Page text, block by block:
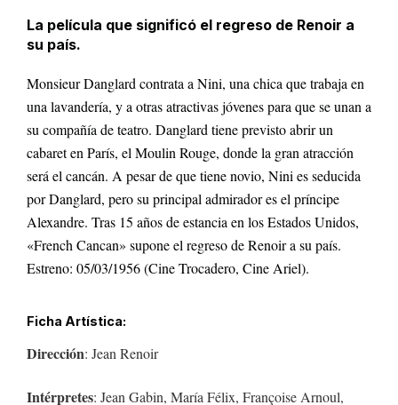
La película que significó el regreso de Renoir a
su país.
Monsieur Danglard contrata a Nini, una chica que trabaja en
una lavandería, y a otras atractivas jóvenes para que se unan a
su compañía de teatro. Danglard tiene previsto abrir un
cabaret en París, el Moulin Rouge, donde la gran atracción
será el cancán. A pesar de que tiene novio, Nini es seducida
por Danglard, pero su principal admirador es el príncipe
Alexandre. Tras 15 años de estancia en los Estados Unidos,
«French Cancan» supone el regreso de Renoir a su país.
Estreno: 05/03/1956 (Cine Trocadero, Cine Ariel).
Ficha Artística:
Dirección: Jean Renoir
Intérpretes: Jean Gabin, María Félix, Françoise Arnoul,